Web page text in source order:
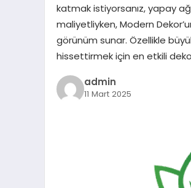
katmak istiyorsanız, yapay
maliyetliyken, Modern
görünüm sunar. Özellikle
hissettirmek için en etkili
admin
11 Mart 2025